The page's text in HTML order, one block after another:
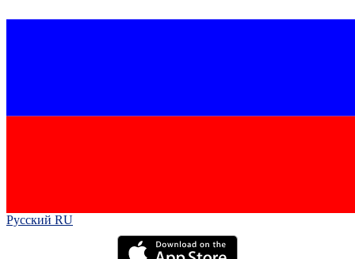
Русский RU‎